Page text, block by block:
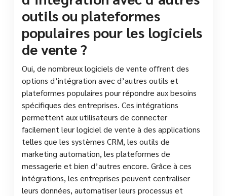
outils ou plateformes
populaires pour les logiciels
de vente ?
Oui, de nombreux logiciels de vente offrent des
options d’intégration avec d’autres outils et
plateformes populaires pour répondre aux besoins
spécifiques des entreprises. Ces intégrations
permettent aux utilisateurs de connecter
facilement leur logiciel de vente à des applications
telles que les systèmes CRM, les outils de
marketing automation, les plateformes de
messagerie et bien d’autres encore. Grâce à ces
intégrations, les entreprises peuvent centraliser
leurs données, automatiser leurs processus et